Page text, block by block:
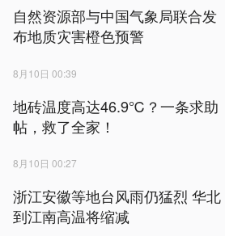
自然资源部与中国气象局联合发
布地质灾害橙色预警
8月10日 00:39
地砖温度高达46.9℃？一条求助
帖，救了全家！
8月10日 00:27
浙江安徽等地台风雨仍猛烈 华北
到江南高温将缩减